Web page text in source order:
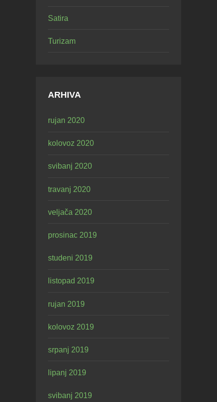
Satira
Turizam
ARHIVA
rujan 2020
kolovoz 2020
svibanj 2020
travanj 2020
veljača 2020
prosinac 2019
studeni 2019
listopad 2019
rujan 2019
kolovoz 2019
srpanj 2019
lipanj 2019
svibanj 2019